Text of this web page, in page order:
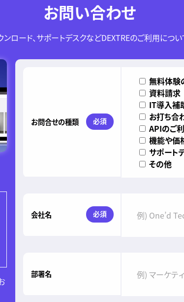
お問い合わせ
ロード、サポートデスクなどDEXTREのご利用につ
このフィールドは空のままにしてください。
お問合せの種類 必須
無料体験
資料請求
IT導入補
お打ち合
APIのご
機能や価
サポート
その他
会社名 必須
部署名